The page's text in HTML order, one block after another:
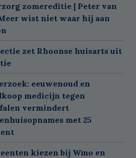
zomereditie | Peter van
wist niet waar hij aan
zet Rhoonse huisarts uit
eeuwenoud en
medicijn tegen
vermindert
met 25
kiezen bij Wmo en